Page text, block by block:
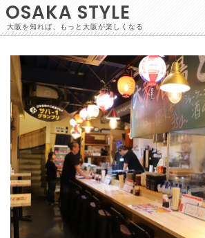
OSAKA STYLE
大阪を知れば、もっと大阪が楽しくなる